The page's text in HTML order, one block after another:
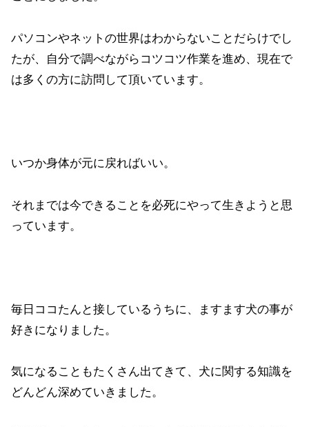
パソコンやネットの世界はわからないことだらけでし
たが、自分で調べながらコツコツ作業を進め、現在で
は多くの方に訪問して頂いています。
いつか身体が元に戻ればいい。
それまでは今できることを必死にやって生きようと思
っています。
毎日ココたんと接しているうちに、ますます犬の事が
好きになりました。
気になることもたくさん出てきて、犬に関する知識を
どんどん深めていきました。